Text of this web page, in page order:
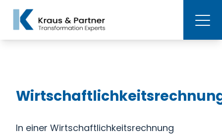
In einer Wirtschaftlichkeitsrechnung